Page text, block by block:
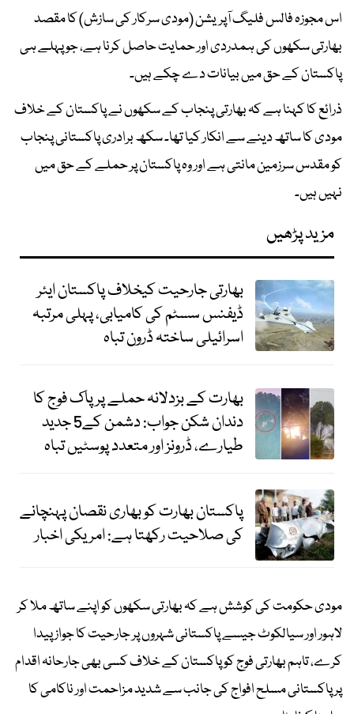
اس مجوزہ فالس فلیگ آپریشن (مودی سرکار کی سازش) کا مقصد
بھارتی سکھوں کی ہمدردی اور حمایت حاصل کرنا ہے، جو پہلے ہی
پاکستان کے حق میں بیانات دے چکے ہیں۔
ذرائع کا کہنا ہے کہ بھارتی پنجاب کے سکھوں نے پاکستان کے خلاف
مودی کا ساتھ دینے سے انکار کیا تھا۔ سکھ برادری پاکستانی پنجاب
کو مقدس سرزمین مانتی ہے اور وہ پاکستان پر حملے کے حق میں
نہیں ہیں۔
مزید پڑھیں
بھارتی جارحیت کیخلاف پاکستان ایئر
ڈیفنس سسٹم کی کامیابی، پہلی مرتبہ
اسرائیلی ساختہ ڈرون تباہ
بھارت کے بزدلانہ حملے پر پاک فوج کا
دندان شکن جواب: دشمن کے5 جدید
طیارے، ڈرونز اور متعدد پوسٹیں تباہ
پاکستان بھارت کو بھاری نقصان پہنچانے
کی صلاحیت رکھتا ہے: امریکی اخبار
مودی حکومت کی کوشش ہے کہ بھارتی سکھوں کو اپنے ساتھ ملا کر
لاہور اور سیالکوٹ جیسے پاکستانی شہروں پر جارحیت کا جواز پیدا
کرے، تاہم بھارتی فوج کو پاکستان کے خلاف کسی بھی جارحانہ اقدام
پر پاکستانی مسلح افواج کی جانب سے شدید مزاحمت اور ناکامی کا